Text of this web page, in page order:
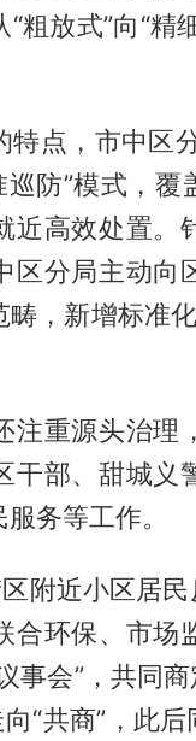
粗放式”向“
特点，市中区
巡防”模式，
近高效处置。
区分局主动向
畴，新增标准
注重源头治理
干部、甜城义
务等工作。
附近小区居
合环保、市场
事会”，共同
“共商”，此